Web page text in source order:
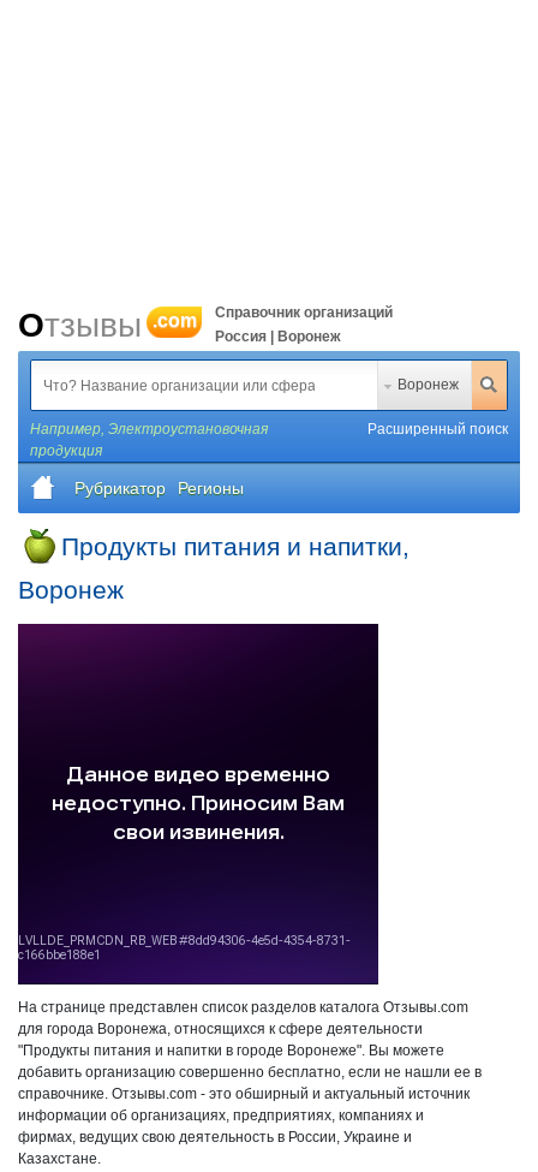
Отзывы .com
Справочник организаций
Россия | Воронеж
Воронеж
Например, Электроустановочная
продукция
Расширенный поиск
Рубрикатор Регионы
Продукты питания и напитки,
Воронеж
На странице представлен список разделов каталога Отзывы.com
для города Воронежа, относящихся к сфере деятельности
"Продукты питания и напитки в городе Воронеже". Вы можете
добавить организацию совершенно бесплатно, если не нашли ее в
справочнике. Отзывы.com - это обширный и актуальный источник
информации об организациях, предприятиях, компаниях и
фирмах, ведущих свою деятельность в России, Украине и
Казахстане.